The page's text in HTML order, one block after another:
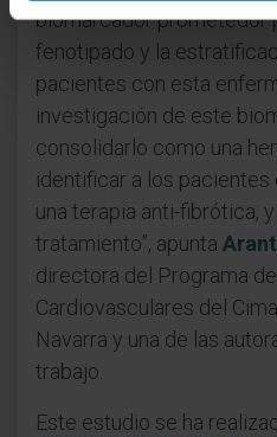
biomarcador prometedor
fenotipado y la
pacientes con esta
investigación de este
consolidarlo como una
identificar a los pacientes
una terapia anti-fibrótica,
tratamiento”, apunta
directora del Programa
Cardiovasculares del
Navarra y una de las
trabajo.
Este estudio se ha